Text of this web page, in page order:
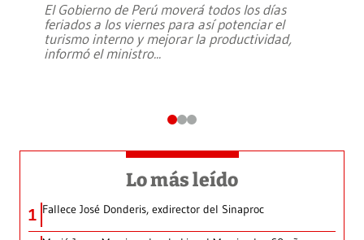
El Gobierno de Perú moverá todos los días
feriados a los viernes para así potenciar el
turismo interno y mejorar la productividad,
informó el ministro...
Lo más leído
1 Fallece José Donderis, exdirector del Sinaproc